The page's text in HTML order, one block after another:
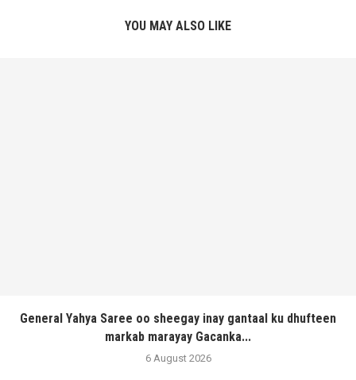
YOU MAY ALSO LIKE
General Yahya Saree oo sheegay inay gantaal ku dhufteen
markab marayay Gacanka...
6 August 2026